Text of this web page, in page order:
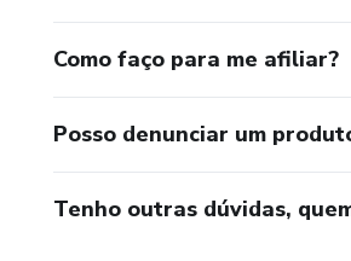
Como faço para me afiliar?
Posso denunciar um
Tenho outras dúvidas,